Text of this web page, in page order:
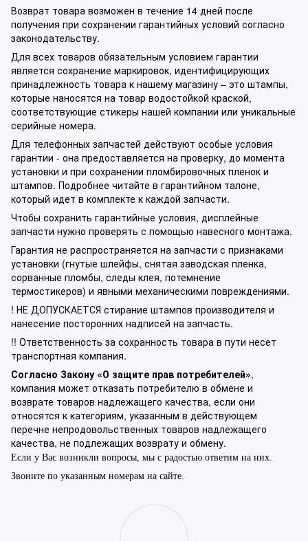
Возврат товара возможен в течение 14 дней после
получения при сохранении гарантийных условий согласно
законодательству.
Для всех товаров обязательным условием гарантии
является сохранение маркировок, идентифицирующих
принадлежность товара к нашему магазину – это штампы,
которые наносятся на товар водостойкой краской,
соответствующие стикеры нашей компании или уникальные
серийные номера.
Для телефонных запчастей действуют особые условия
гарантии - она предоставляется на проверку, до момента
установки и при сохранении пломбировочных пленок и
штампов. Подробнее читайте в гарантийном талоне,
который идет в комплекте к каждой запчасти.
Чтобы сохранить гарантийные условия, дисплейные
запчасти нужно проверять с помощью навесного монтажа.
Гарантия не распространяется на запчасти с признаками
установки (гнутые шлейфы, снятая заводская пленка,
сорванные пломбы, следы клея, потемнение
термостикеров) и явными механическими повреждениями.
! НЕ ДОПУСКАЕТСЯ стирание штампов производителя и
нанесение посторонних надписей на запчасть.
!! Ответственность за сохранность товара в пути несет
транспортная компания.
Согласно Закону «О защите прав потребителей»,
компания может отказать потребителю в обмене и
возврате товаров надлежащего качества, если они
относятся к категориям, указанным в действующем
перечне непродовольственных товаров надлежащего
качества, не подлежащих возврату и обмену.
Если у Вас возникли вопросы, мы с радостью ответим на них.
Звоните по указанным номерам на сайте.